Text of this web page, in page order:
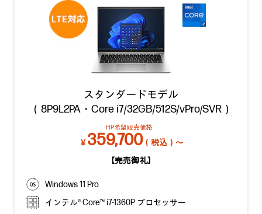
スタンダードモデル
（8P9L2PA・Core i7/32GB/512S/vPro/SVR）
HP希望販売価格
￥359,700（税込）～
【完売御礼】
Windows 11 Pro
インテル® Core™ i7-1360P プロセッサー